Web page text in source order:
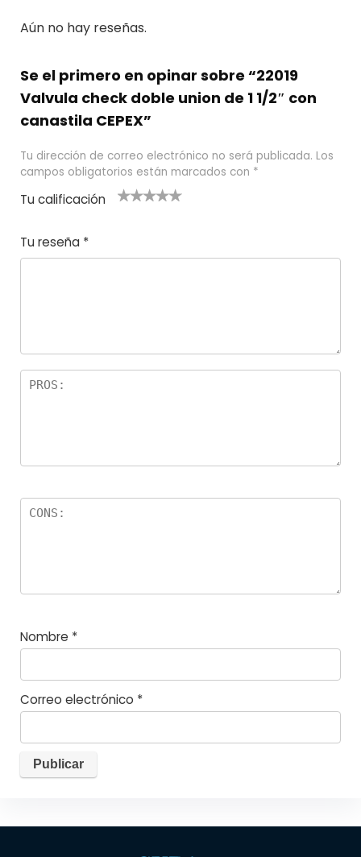
Aún no hay reseñas.
Se el primero en opinar sobre “22019
Valvula check doble union de 1 1/2″ con
canastila CEPEX”
Tu dirección de correo electrónico no será publicada. Los
campos obligatorios están marcados con *
Tu calificación
e
el
5
las
s
Tu reseña *
Nombre *
Correo electrónico *